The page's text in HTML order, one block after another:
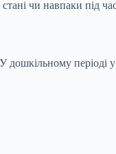
чи навпаки під
періоді у